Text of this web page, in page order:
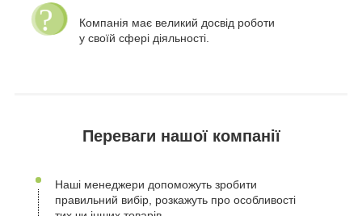
Компанія має великий досвід роботи
у своїй сфері діяльності.
Переваги нашої компанії
Наші менеджери допоможуть зробити
правильний вибір, розкажуть про особливості